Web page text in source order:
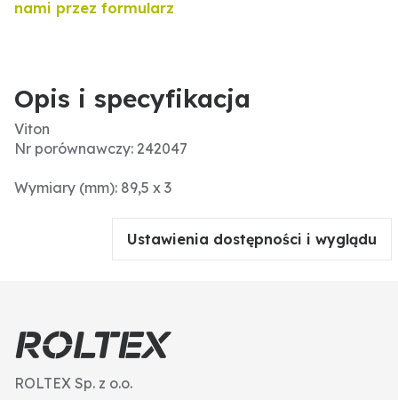
nami przez formularz
Opis i specyfikacja
Viton
Nr porównawczy: 242047
Wymiary (mm): 89,5 x 3
Ustawienia dostępności i wyglądu
ROLTEX Sp. z o.o.